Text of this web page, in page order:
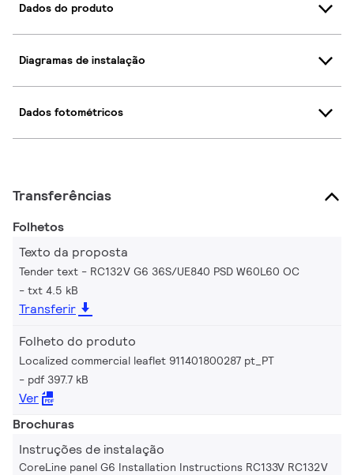
Dados do produto
Diagramas de instalação
Dados fotométricos
Transferências
Folhetos
Texto da proposta
Tender text - RC132V G6 36S/UE840 PSD W60L60 OC
txt 4.5 kB
Transferir
Folheto do produto
Localized commercial leaflet 911401800287 pt_PT
pdf 397.7 kB
Ver
Brochuras
Instruções de instalação
CoreLine panel G6 Installation Instructions RC133V RC132V